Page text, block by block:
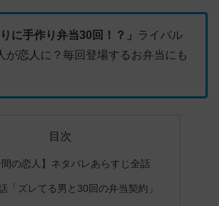
に手作り弁当30回！？」
ライバル
が恋人に？毎回登場するお弁当にも
目次
間の恋人】ネタバレあらすじ全話
「ズレてる男と30回の弁当契約」